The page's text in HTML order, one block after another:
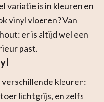
variatie is in kleuren en
vinyl vloeren? Van
er is altijd wel een
past.
verschillende kleuren:
lichtgrijs, en zelfs